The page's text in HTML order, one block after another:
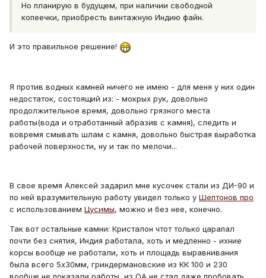
Но планирую в будущем, при наличии свободной
копеечки, приобресть винтажную Индию файн.
И это правильное решение!
Я против водных камней ничего не имею - для меня у них один
недостаток, состоящий из: - мокрых рук, довольно
продолжительное время, довольно грязного места
работы(вода и отработанный абразив с камня), следить и
вовремя смывать шлам с камня, довольно быстрая выработка
рабочей поверхности, ну и так по мелочи...
В свое время Алексей задарил мне кусочек стали из ДИ-90 и
по ней вразумительную работу увидел только у Шептонов про
с использованием Цусимы, можно и без нее, конечно.
Так вот остальные камни: Кристалон чтот только царапал
почти без снятия, Индия работала, хоть и медленно - ихние
корсы вообще не работали, хоть и площадь выравнивания
была всего 5х30мм, гриндермановские из КК 100 и 230
вообще не показали работы, из ОА не стал даже пробовать...